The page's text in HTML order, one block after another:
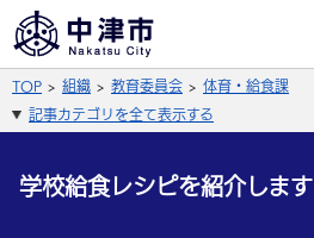
背景色
文字の大きさ
拡大
公式SNS
サイト内検索
TOP 組織 教育委員会
体育・給食課
記事カテゴリを全て表示する
学校給食レシピを紹介します